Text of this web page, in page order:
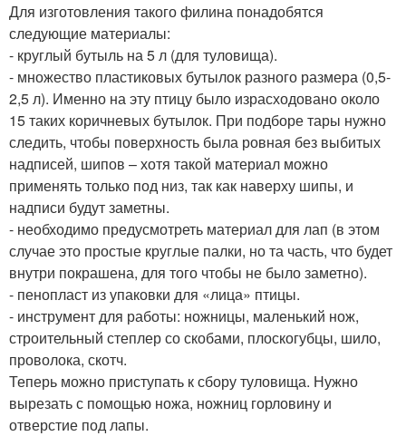
Для изготовления такого филина понадобятся
следующие материалы:
- круглый бутыль на 5 л (для туловища).
- множество пластиковых бутылок разного размера (0,5-
2,5 л). Именно на эту птицу было израсходовано около
15 таких коричневых бутылок. При подборе тары нужно
следить, чтобы поверхность была ровная без выбитых
надписей, шипов – хотя такой материал можно
применять только под низ, так как наверху шипы, и
надписи будут заметны.
- необходимо предусмотреть материал для лап (в этом
случае это простые круглые палки, но та часть, что будет
внутри покрашена, для того чтобы не было заметно).
- пенопласт из упаковки для «лица» птицы.
- инструмент для работы: ножницы, маленький нож,
строительный степлер со скобами, плоскогубцы, шило,
проволока, скотч.
Теперь можно приступать к сбору туловища. Нужно
вырезать с помощью ножа, ножниц горловину и
отверстие под лапы.